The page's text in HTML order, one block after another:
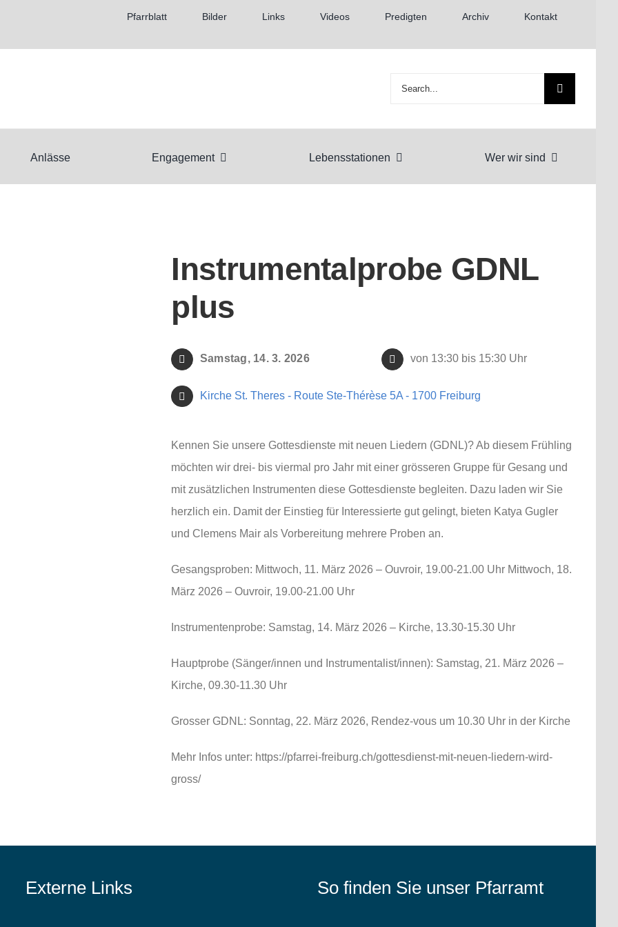
Pfarrblatt Bilder Links Videos Predigten Archiv Kontakt
Suche
Anlässe Engagement Lebensstationen Wer wir sind
Instrumentalprobe GDNL
plus
Samstag, 14. 3. 2026 von 13:30 bis 15:30 Uhr
Kirche St. Theres - Route Ste-Thérèse 5A - 1700 Freiburg
Kennen Sie unsere Gottesdienste mit neuen Liedern (GDNL)? Ab diesem Frühling
möchten wir drei- bis viermal pro Jahr mit einer grösseren Gruppe für Gesang und
mit zusätzlichen Instrumenten diese Gottesdienste begleiten. Dazu laden wir Sie
herzlich ein. Damit der Einstieg für Interessierte gut gelingt, bieten Katya Gugler
und Clemens Mair als Vorbereitung mehrere Proben an.
Gesangsproben: Mittwoch, 11. März 2026 – Ouvroir, 19.00-21.00 Uhr Mittwoch, 18.
März 2026 – Ouvroir, 19.00-21.00 Uhr
Instrumentenprobe: Samstag, 14. März 2026 – Kirche, 13.30-15.30 Uhr
Hauptprobe (Sänger/innen und Instrumentalist/innen): Samstag, 21. März 2026 –
Kirche, 09.30-11.30 Uhr
Grosser GDNL: Sonntag, 22. März 2026, Rendez-vous um 10.30 Uhr in der Kirche
Mehr Infos unter: https://pfarrei-freiburg.ch/gottesdienst-mit-neuen-liedern-wird-
gross/
Externe Links So finden Sie unser Pfarramt